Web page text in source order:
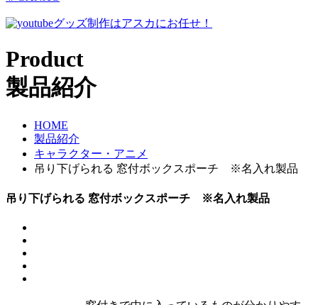
グッズ制作はアスカにお任せ！
Product
製品紹介
HOME
製品紹介
キャラクター・アニメ
吊り下げられる 窓付ボックスポーチ ※名入れ製品
吊り下げられる 窓付ボックスポーチ ※名入れ製品